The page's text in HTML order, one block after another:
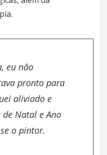
eu não
pronto para
aliviado e
de Natal e Ano
o pintor.